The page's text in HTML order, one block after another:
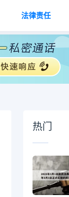
法律责任
热门